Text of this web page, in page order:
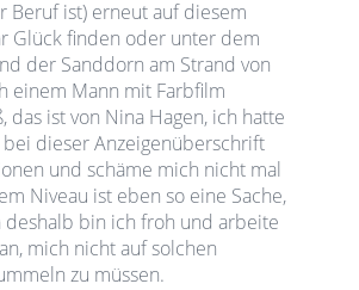
Beruf ist) erneut auf diesem
Glück finden oder unter dem
der Sanddorn am Strand von
einem Mann mit Farbfilm
das ist von Nina Hagen, ich hatte
dieser Anzeigenüberschrift
und schäme mich nicht mal
Niveau ist eben so eine Sache,
deshalb bin ich froh und arbeite
mich nicht auf solchen
zu müssen.